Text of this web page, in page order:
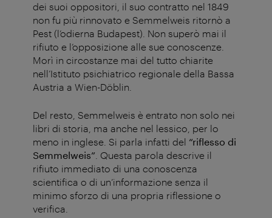
dei suoi oppositori, il suo contratto nel 1849
non fu più rinnovato e Semmelweis ritornò a
Pest (l’odierna Budapest). Non superò mai il
rifiuto e l’opposizione alle sue conoscenze.
Morì in circostanze mai del tutto chiarite
nell’Istituto psichiatrico regionale della Bassa
Austria a Wien-Döblin.
Del resto, Semmelweis è entrato non solo nei
libri di storia, ma anche nel lessico, per lo
meno in inglese. Si parla infatti del “riflesso di
Semmelweis” . Questa parola descrive il
rifiuto immediato di una conoscenza
scientifica o di un’informazione senza il
minimo sforzo di una propria riflessione o
verifica.